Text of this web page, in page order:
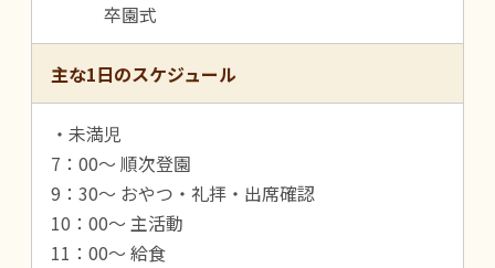
卒園式
主な1日のスケジュール
・未満児
7：00～ 順次登園
9：30～ おやつ・礼拝・出席確認
10：00～ 主活動
11：00～ 給食